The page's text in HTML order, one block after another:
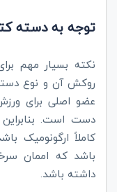
توجه به دسته
نکته بسیار مهم
روکش آن و نوع
عضو اصلی برای
دست است.
کاملاً ارگونومیک
باشد که اممان
داشته باشد.